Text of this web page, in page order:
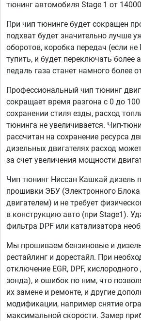
тюнинг автомобиля Stage 1 от
При чип тюнинге будет сокращен
подхват будет значительно лучше
оборотов, коробка передач (если
тупить, и будет переключать более
педаль газа станет намного более
Профессиональный чип тюнинг
сокращает время разгона с 0 до
сохранении стиля езды, расход
тюнинга не увеличивается. Чип-
рассчитан на сохранение ресурса
дизельных двигателях расход
за счет увеличения мощности
Чип тюнинг Ниссан Кашкай дизель
прошивки ЭБУ (Электронного
двигателем) и не требует
в конструкцию авто (при Stage1).
фильтра DPF или катализатора
Мы прошиваем бензиновые и
рестайлинг и дорестайл. При
отключение EGR, DPF,
зонда), и ошибок по ним, что
их замене и ремонте, и другие
модификации, например снятие
максимальной скорости. Замер